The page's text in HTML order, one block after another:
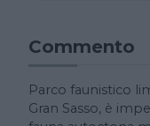
Commento
Parco faunistico
Gran Sasso, è